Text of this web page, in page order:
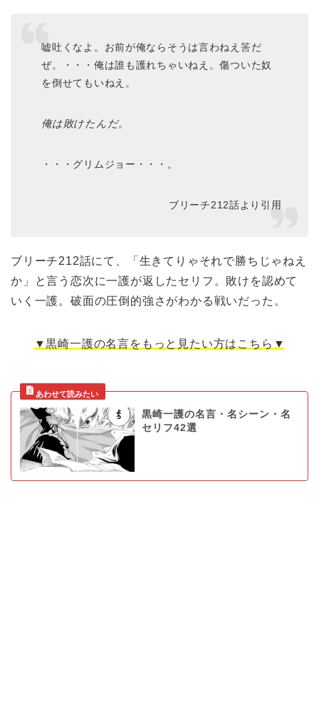
嘘吐くなよ。お前が俺ならそうは言わねえ筈だ
ぜ。・・・俺は誰も護れちゃいねえ。傷ついた奴
を倒せてもいねえ。
俺は敗けたんだ。
・・・グリムジョー・・・。
ブリーチ212話より引用
ブリーチ212話にて、「生きてりゃそれで勝ちじゃねえ
か」と言う恋次に一護が返したセリフ。敗けを認めて
いく一護。破面の圧倒的強さがわかる戦いだった。
▼黒崎一護の名言をもっと見たい方はこちら▼
黒崎一護の名言・名シーン・名
セリフ42選